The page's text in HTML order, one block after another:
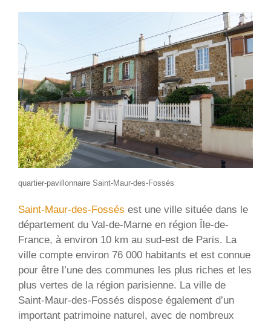
quartier-pavillonnaire Saint-Maur-des-Fossés
Saint-Maur-des-Fossés est une ville située dans le
département du Val-de-Marne en région Île-de-
France, à environ 10 km au sud-est de Paris. La
ville compte environ 76 000 habitants et est connue
pour être l’une des communes les plus riches et les
plus vertes de la région parisienne. La ville de
Saint-Maur-des-Fossés dispose également d’un
important patrimoine naturel, avec de nombreux